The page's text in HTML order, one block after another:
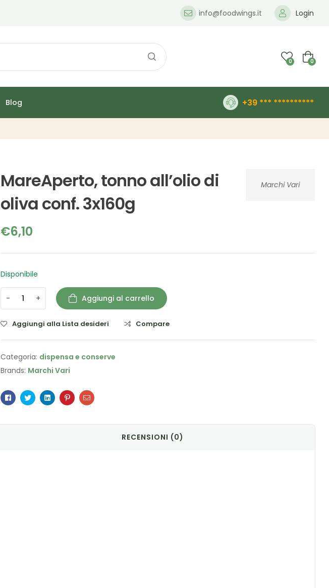
info@foodwings.it Login
0 0
Blog +39 *** **********
Marchi Vari
MareAperto, tonno all’olio di
oliva conf. 3x160g
€6,10
Disponibile
- + Aggiungi al carrello
Aggiungi alla Lista desideri Compare
Categoria: dispensa e conserve
Brands: Marchi Vari
Facebook
TwitterLinkedinPinterestEmail
RECENSIONI (0)